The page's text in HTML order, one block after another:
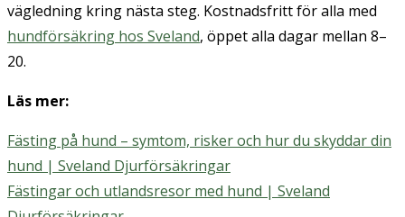
vägledning kring nästa steg. Kostnadsfritt för alla med
hundförsäkring hos Sveland, öppet alla dagar mellan 8–
20.
Läs mer:
Fästing på hund – symtom, risker och hur du skyddar din
hund | Sveland Djurförsäkringar
Fästingar och utlandsresor med hund | Sveland